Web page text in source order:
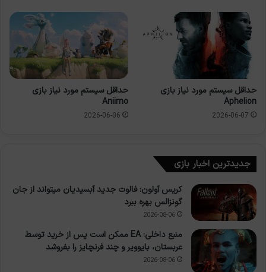
حداقل سیستم مورد نیاز بازی
Aphelion
2026-06-07
حداقل سیستم مورد نیاز بازی
Aniimo
2026-06-06
جدیدترین اخبار بازی
کریس آولون: فالوت جدید آبسیدیان میتواند از جان
گونزالس بهره ببرد
2026-08-06
منبع داخلی: EA ممکن است پس از خرید توسط
عربستان، بایوویر و چند فرنچایز را بفروشد
2026-08-06